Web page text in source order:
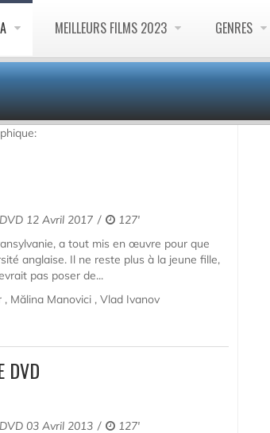
MEILLEURS FILMS 2023 GENRES
12 Avril 2017
127'
a tout mis en œuvre pour que
anglaise. Il ne reste plus à la jeune fille,
pas poser de...
Mălina Manovici , Vlad Ivanov
DVD
03 Avril 2013
127'